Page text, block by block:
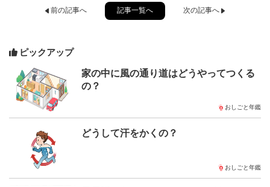
前の記事へ 記事一覧へ 次の記事へ
ピックアップ
家の中に風の通り道はどうやってつくる
の？
おしごと年鑑
どうして汗をかくの？
おしごと年鑑